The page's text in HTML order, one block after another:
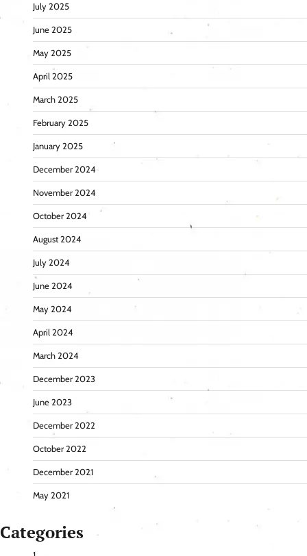
July 2025
June 2025
May 2025
April 2025
March 2025
February 2025
January 2025
December 2024
November 2024
October 2024
August 2024
July 2024
June 2024
May 2024
April 2024
March 2024
December 2023
June 2023
December 2022
October 2022
December 2021
May 2021
Categories